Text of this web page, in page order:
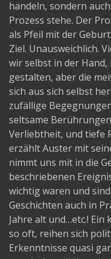
handeln, sondern
Prozess stehe. Der
als Pfeil mit der
Ziel. Unausweichlich.
wir selbst in der
gestalten, aber die
sich aus sich selbst
zufällige
seltsame
Verliebtheit, und tiefe
erzählt Auster mit
nimmt uns mit in die
beschriebenen
wichtig waren und
Geschichten auch in
Jahre alt und…etc.!
so oft, reihen sich
Erkenntnisse quasi